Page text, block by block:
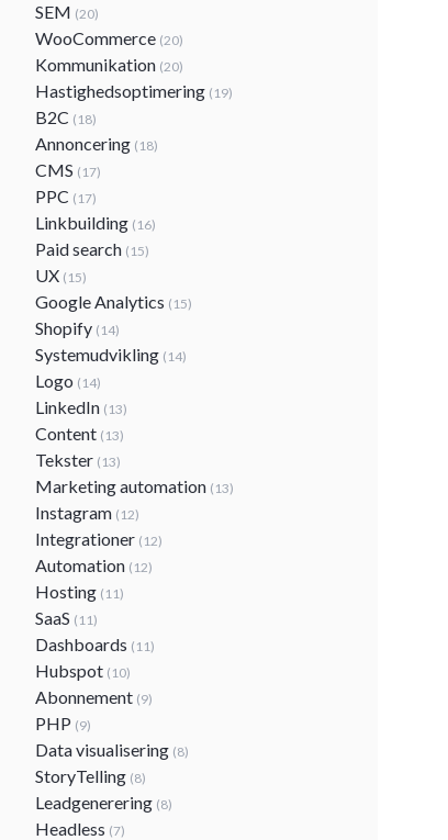
SEM (20)
WooCommerce (20)
Kommunikation (20)
Hastighedsoptimering (19)
B2C (18)
Annoncering (18)
CMS (17)
PPC (17)
Linkbuilding (16)
Paid search (15)
UX (15)
Google Analytics (15)
Shopify (14)
Systemudvikling (14)
Logo (14)
LinkedIn (13)
Content (13)
Tekster (13)
Marketing automation (13)
Instagram (12)
Integrationer (12)
Automation (12)
Hosting (11)
SaaS (11)
Dashboards (11)
Hubspot (10)
Abonnement (9)
PHP (9)
Data visualisering (8)
StoryTelling (8)
Leadgenerering (8)
Headless (7)